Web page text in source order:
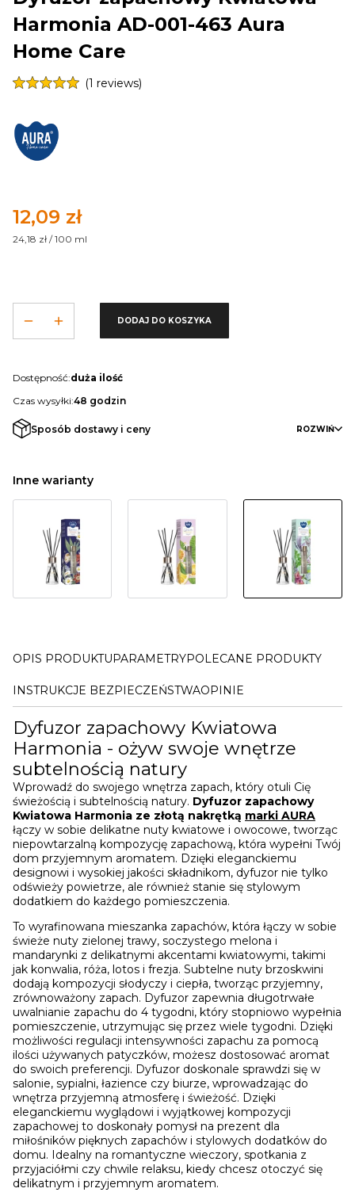
Harmonia AD-001-463 Aura
Home Care
(1 reviews)
Cena
12,09 zł
24,18 zł / 100 ml
DODAJ DO KOSZYKA
Dostępność:duża ilość
Czas wysyłki:48 godzin
Sposób dostawy i ceny ROZWIŃ
Inne warianty
OPIS PRODUKTU PARAMETRYPOLECANE PRODUKTY
INSTRUKCJE BEZPIECZEŃSTWAOPINIE
Dyfuzor zapachowy Kwiatowa
Harmonia - ożyw swoje wnętrze
subtelnością natury
Wprowadź do swojego wnętrza zapach, który otuli Cię
świeżością i subtelnością natury. Dyfuzor zapachowy
Kwiatowa Harmonia ze złotą nakrętką marki AURA
łączy w sobie delikatne nuty kwiatowe i owocowe, tworząc
niepowtarzalną kompozycję zapachową, która wypełni Twój
dom przyjemnym aromatem. Dzięki eleganckiemu
designowi i wysokiej jakości składnikom, dyfuzor nie tylko
odświeży powietrze, ale również stanie się stylowym
dodatkiem do każdego pomieszczenia.
To wyrafinowana mieszanka zapachów, która łączy w sobie
świeże nuty zielonej trawy, soczystego melona i
mandarynki z delikatnymi akcentami kwiatowymi, takimi
jak konwalia, róża, lotos i frezja. Subtelne nuty brzoskwini
dodają kompozycji słodyczy i ciepła, tworząc przyjemny,
zrównoważony zapach. Dyfuzor zapewnia długotrwałe
uwalnianie zapachu do 4 tygodni, który stopniowo wypełnia
pomieszczenie, utrzymując się przez wiele tygodni. Dzięki
możliwości regulacji intensywności zapachu za pomocą
ilości używanych patyczków, możesz dostosować aromat
do swoich preferencji. Dyfuzor doskonale sprawdzi się w
salonie, sypialni, łazience czy biurze, wprowadzając do
wnętrza przyjemną atmosferę i świeżość. Dzięki
eleganckiemu wyglądowi i wyjątkowej kompozycji
zapachowej to doskonały pomysł na prezent dla
miłośników pięknych zapachów i stylowych dodatków do
domu. Idealny na romantyczne wieczory, spotkania z
przyjaciółmi czy chwile relaksu, kiedy chcesz otoczyć się
delikatnym i przyjemnym aromatem.